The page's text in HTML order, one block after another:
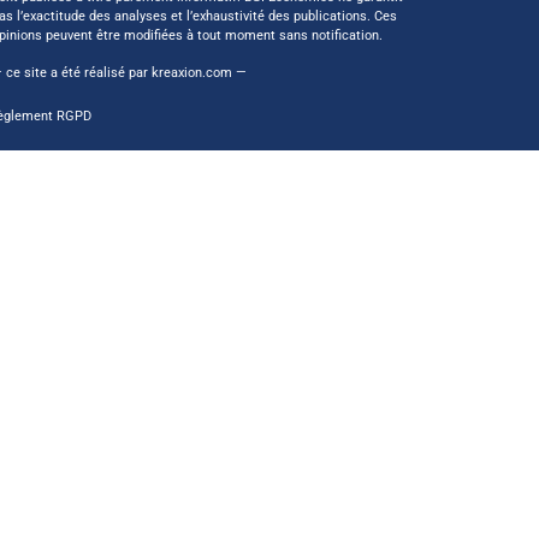
l’exactitude des analyses et l’exhaustivité des publications. Ces
peuvent être modifiées à tout moment sans notification.
ce site a été réalisé par kreaxion.com —
RGPD